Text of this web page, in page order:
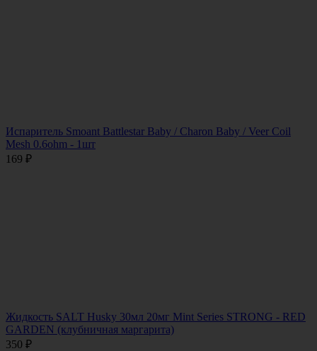
Испаритель Smoant Battlestar Baby / Charon Baby / Veer Coil
Mesh 0.6ohm - 1шт
169 ₽
Жидкость SALT Husky 30мл 20мг Mint Series STRONG - RED
GARDEN (клубничная маргарита)
350 ₽